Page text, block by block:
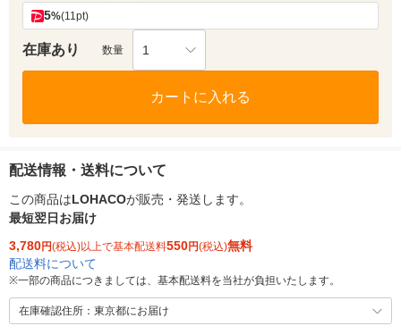
5%(11pt)
在庫あり 数量 1
カートに入れる
配送情報・送料について
この商品はLOHACOが販売・発送します。
最短翌日お届け
3,780円(税込)以上で基本配送料550円(税込)無料
配送料について
※一部の商品につきましては、基本配送料を当社が負担いたします。
在庫確認住所：東京都にお届け